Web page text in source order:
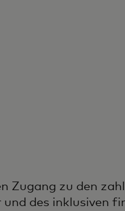
Zugang zu den
des inklusiven